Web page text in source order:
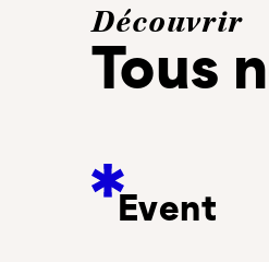
Découvrir
Tous
Event